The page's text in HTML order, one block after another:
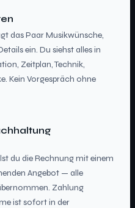
das Paar Musikwünsche,
ein. Du siehst alles in
Zeitplan, Technik,
Kein Vorgespräch ohne
du die Rechnung mit einem
Angebot — alle
Zahlung
ist sofort in der